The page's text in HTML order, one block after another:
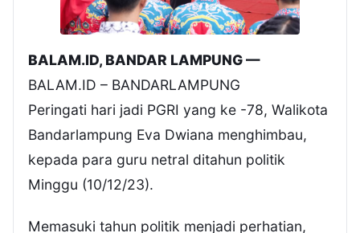
BALAM.ID, BANDAR LAMPUNG —
BALAM.ID – BANDARLAMPUNG
Peringati hari jadi PGRI yang ke -78, Walikota
Bandarlampung Eva Dwiana menghimbau,
kepada para guru netral ditahun politik
Minggu (10/12/23).
Memasuki tahun politik menjadi perhatian,